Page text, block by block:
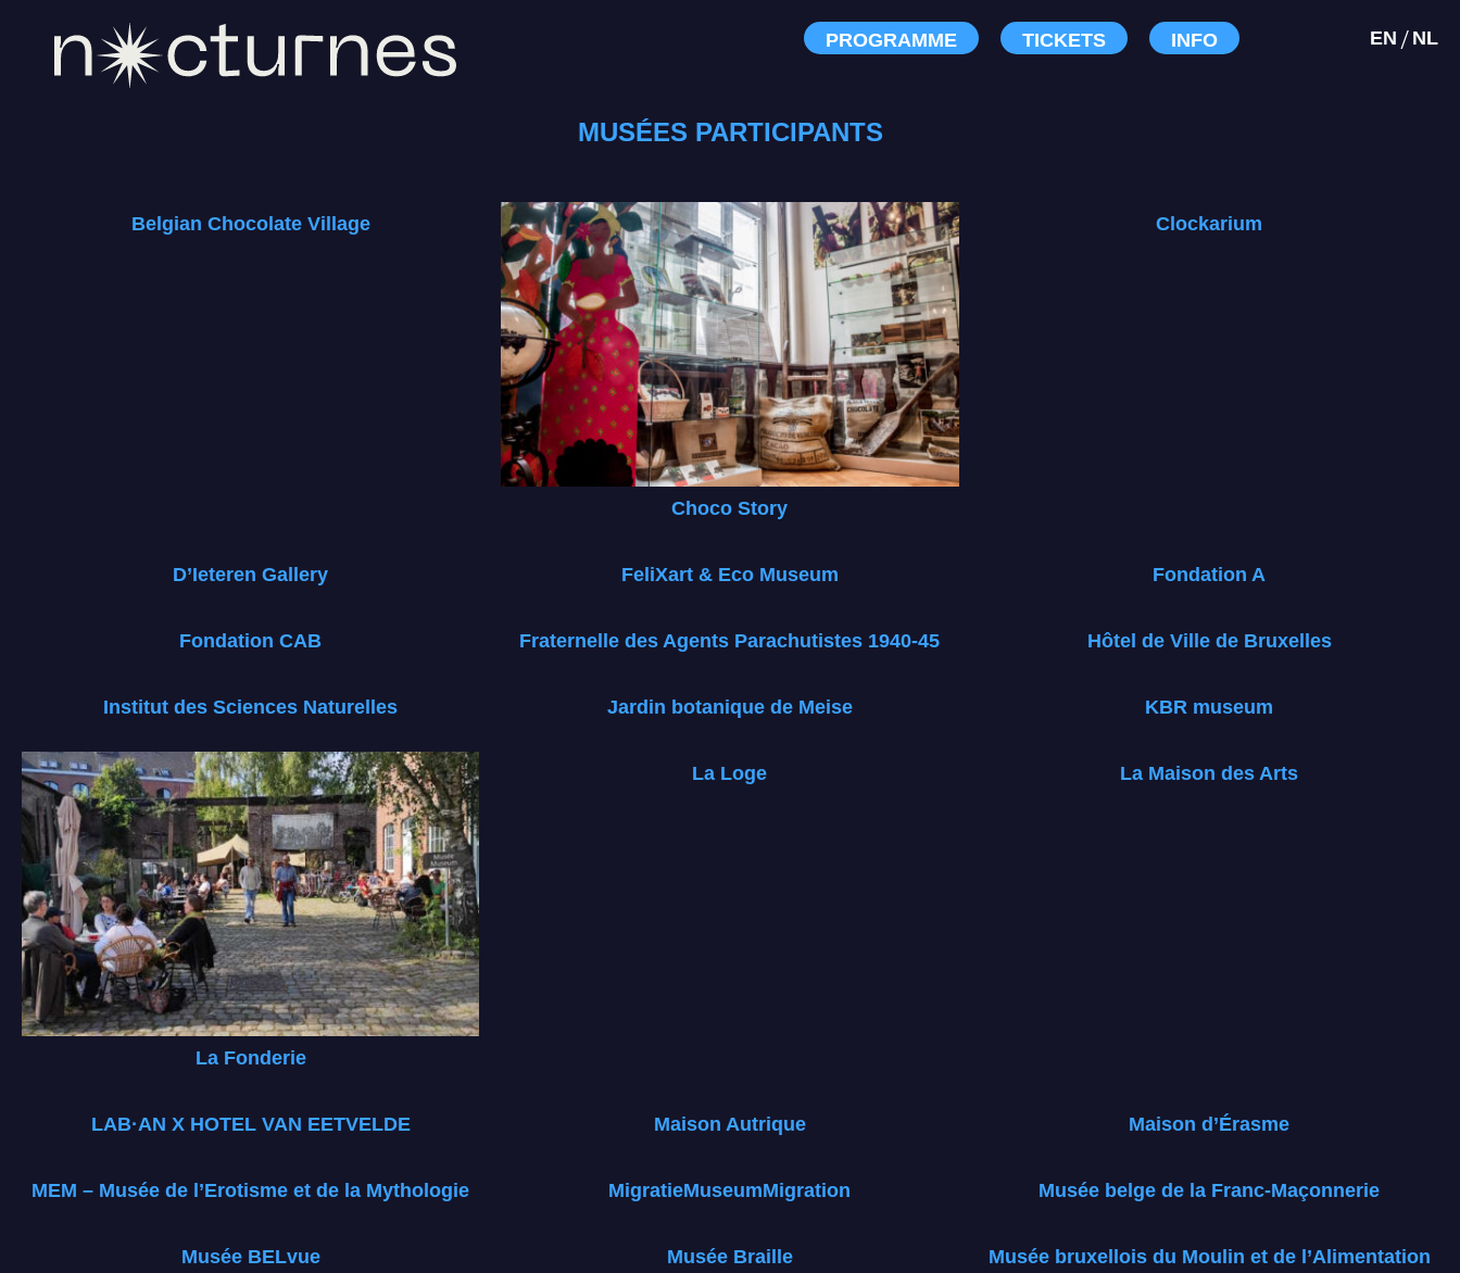
PROGRAMME TICKETS INFO EN / NL
MUSÉES PARTICIPANTS
Belgian Chocolate Village
Choco Story
Clockarium
D’Ieteren Gallery FeliXart & Eco Museum Fondation A
Fondation CAB Fraternelle des Agents Parachutistes 1940-45 Hôtel de Ville de Bruxelles
Institut des Sciences Naturelles Jardin botanique de Meise KBR museum
La Fonderie
La Loge La Maison des Arts
LAB·AN X HOTEL VAN EETVELDE Maison Autrique Maison d’Érasme
MEM – Musée de l’Erotisme et de la Mythologie MigratieMuseumMigration Musée belge de la Franc-Maçonnerie
Musée BELvue Musée Braille Musée bruxellois du Moulin et de l’Alimentation